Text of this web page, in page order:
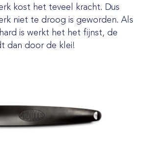
kost het teveel kracht. Dus
niet te droog is geworden. Als
is werkt het het fijnst, de
dan door de klei!